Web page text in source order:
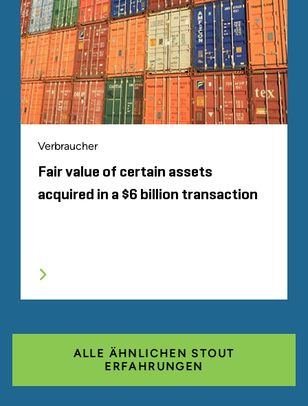
Verbraucher
Fair value of certain assets
acquired in a $6 billion transaction
ALLE ÄHNLICHEN STOUT
ERFAHRUNGEN